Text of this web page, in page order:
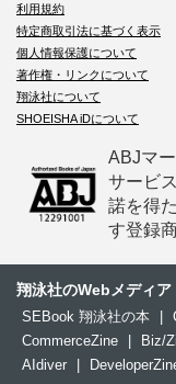
利用規約
特定商取引法に基づく表示
個人情報保護について
著作権・リンクについて
翔泳社について
SHOEISHA iDについて
ABJマ
サービ
諾を得
す登録
翔泳社のWebメディア
SEBook 翔泳社の本 |
CommerceZine
| Biz/
AIdiver
|